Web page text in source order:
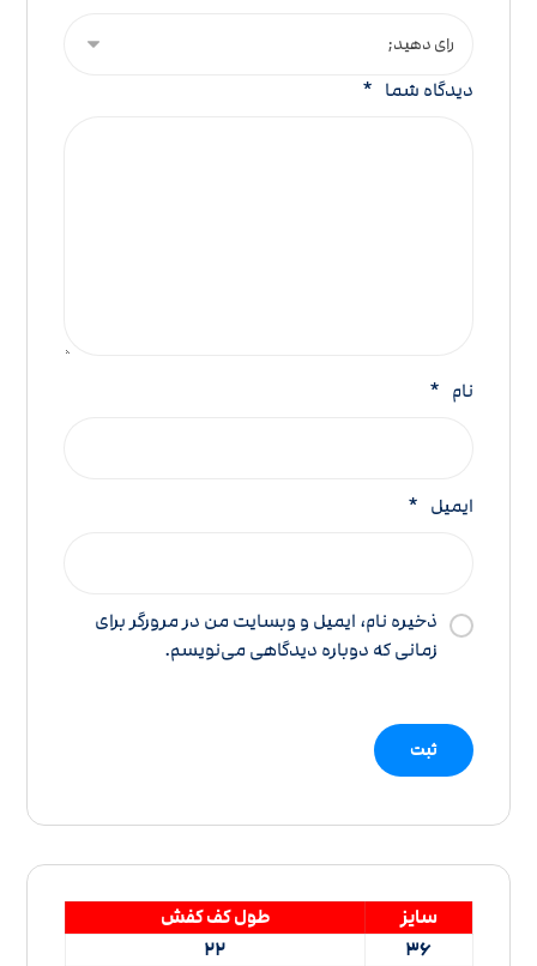
دیدگاه شما *
نام *
ایمیل *
ذخیره نام، ایمیل و وبسایت من در مرورگر برای
زمانی که دوباره دیدگاهی می‌نویسم.
سایز
طول کف کفش
36
22